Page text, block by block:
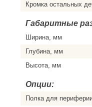
Кромка остальных
Габаритные
Ширина, мм
Глубина, мм
Высота, мм
Опции:
Полка для